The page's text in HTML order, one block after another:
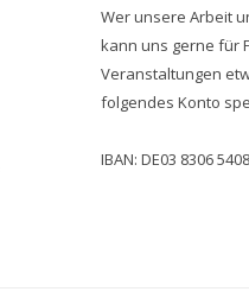
Wer unsere Arbeit
kann uns gerne für
Veranstaltungen
folgendes Konto
IBAN: DE03 8306